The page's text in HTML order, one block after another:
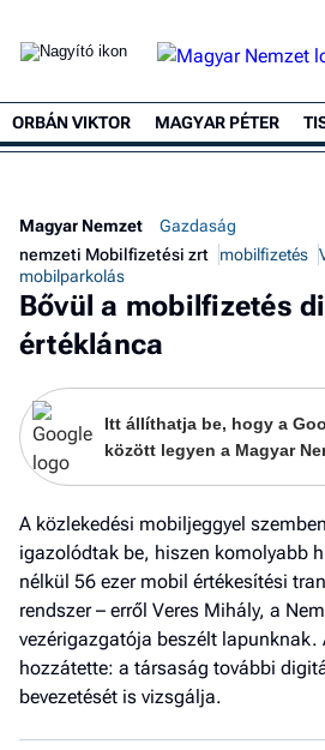
ORBÁN VIKTOR MAGYAR PÉTER
Magyar Nemzet
Gazdaság
nemzeti Mobilfizetési zrt
mobilfizetés
mobilparkolás
Bővül a mobilfizetés
értéklánca
Itt állíthatja be, hogy a
között legyen a Magyar
A közlekedési mobiljeggyel
igazolódtak be, hiszen komolyabb
nélkül 56 ezer mobil értékesítési
rendszer – erről Veres Mihály, a
vezérigazgatója beszélt lapunknak.
hozzátette: a társaság további
bevezetését is vizsgálja.